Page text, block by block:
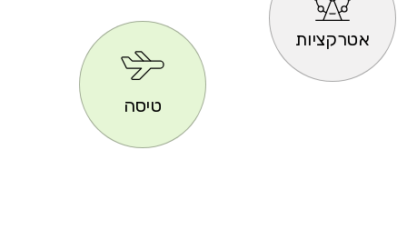
אטרקציות
טיסה